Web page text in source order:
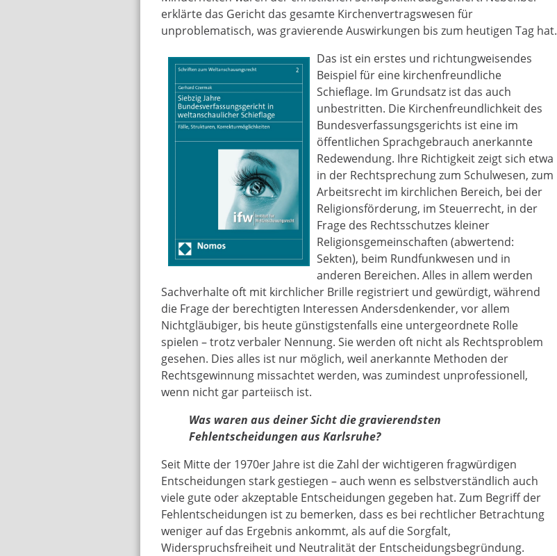
erklärte das Gericht das gesamte Kirchenvertragswesen für
unproblematisch, was gravierende Auswirkungen bis zum heutigen Tag hat.
Das ist ein erstes und richtungweisendes
Beispiel für eine kirchenfreundliche
Schieflage. Im Grundsatz ist das auch
unbestritten. Die Kirchenfreundlichkeit des
Bundesverfassungsgerichts ist eine im
öffentlichen Sprachgebrauch anerkannte
Redewendung. Ihre Richtigkeit zeigt sich etwa
in der Rechtsprechung zum Schulwesen, zum
Arbeitsrecht im kirchlichen Bereich, bei der
Religionsförderung, im Steuerrecht, in der
Frage des Rechtsschutzes kleiner
Religionsgemeinschaften (abwertend:
Sekten), beim Rundfunkwesen und in
anderen Bereichen. Alles in allem werden
Sachverhalte oft mit kirchlicher Brille registriert und gewürdigt, während
die Frage der berechtigten Interessen Andersdenkender, vor allem
Nichtgläubiger, bis heute günstigstenfalls eine untergeordnete Rolle
spielen – trotz verbaler Nennung. Sie werden oft nicht als Rechtsproblem
gesehen. Dies alles ist nur möglich, weil anerkannte Methoden der
Rechtsgewinnung missachtet werden, was zumindest unprofessionell,
wenn nicht gar parteiisch ist.
Was waren aus deiner Sicht die gravierendsten
Fehlentscheidungen aus Karlsruhe?
Seit Mitte der 1970er Jahre ist die Zahl der wichtigeren fragwürdigen
Entscheidungen stark gestiegen – auch wenn es selbstverständlich auch
viele gute oder akzeptable Entscheidungen gegeben hat. Zum Begriff der
Fehlentscheidungen ist zu bemerken, dass es bei rechtlicher Betrachtung
weniger auf das Ergebnis ankommt, als auf die Sorgfalt,
Widerspruchsfreiheit und Neutralität der Entscheidungsbegründung.